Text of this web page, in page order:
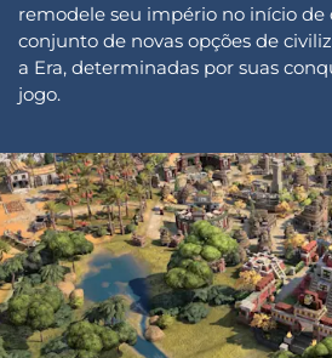
remodele seu império no início de
conjunto de novas opções de
a Era, determinadas por suas
jogo.